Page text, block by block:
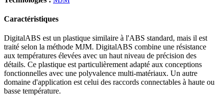
Caractéristiques
DigitalABS est un plastique similaire à l'ABS standard, mais il est
traité selon la méthode MJM. DigitalABS combine une résistance
aux températures élevées avec un haut niveau de précision des
détails. Ce plastique est particulièrement adapté aux conceptions
fonctionnelles avec une polyvalence multi-matériaux. Un autre
domaine d'application est celui des raccords connectables à haute ou
basse température.